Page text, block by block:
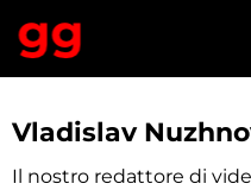
Vladislav
Il nostro redattore di